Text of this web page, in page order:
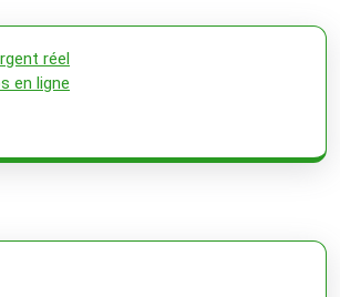
réel
en ligne